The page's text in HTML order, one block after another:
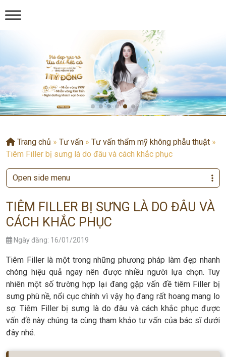
Trang chủ » Tư vấn » Tư vấn thẩm mỹ không phẫu thuật »
Tiêm Filler bị sưng là do đâu và cách khắc phục
TIÊM FILLER BỊ SƯNG LÀ DO ĐÂU VÀ
CÁCH KHẮC PHỤC
Ngày đăng: 16/01/2019
Tiêm Filler là một trong những phương pháp làm đẹp nhanh
chóng hiệu quả ngay nên được nhiều người lựa chọn. Tuy
nhiên một số trường hợp lại đang gặp vấn đề tiêm Filler bị
sưng phù nề, nổi cục chính vì vậy họ đang rất hoang mang lo
sợ. Tiêm Filler bị sưng là do đâu và cách khắc phục được
vấn đề này chúng ta cùng tham khảo tư vấn của bác sĩ dưới
đây nhé.
Open side menu